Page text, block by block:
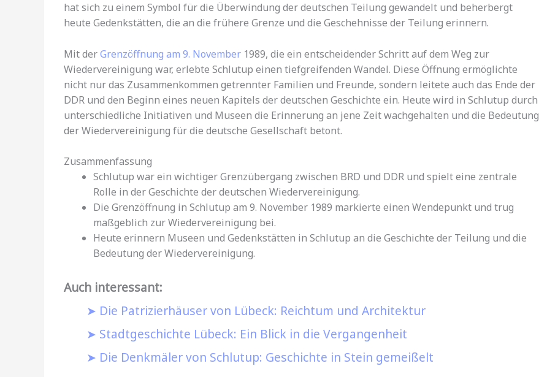
hat sich zu einem Symbol für die Überwindung der deutschen Teilung gewandelt und beherbergt
heute Gedenkstätten, die an die frühere Grenze und die Geschehnisse der Teilung erinnern.
Mit derGrenzöffnung am 9. November 1989, die ein entscheidender Schritt auf dem Weg zur
Wiedervereinigung war, erlebte Schlutup einen tiefgreifenden Wandel. Diese Öffnung ermöglichte
nicht nur das Zusammenkommen getrennter Familien und Freunde, sondern leitete auch das Ende der
DDR und den Beginn eines neuen Kapitels der deutschen Geschichte ein. Heute wird in Schlutup durch
unterschiedliche Initiativen und Museen die Erinnerung an jene Zeit wachgehalten und die Bedeutung
der Wiedervereinigung für die deutsche Gesellschaft betont.
Zusammenfassung
Schlutup war ein wichtiger Grenzübergang zwischen BRD und DDR und spielt eine zentrale
Rolle in der Geschichte der deutschen Wiedervereinigung.
Die Grenzöffnung in Schlutup am 9. November 1989 markierte einen Wendepunkt und trug
maßgeblich zur Wiedervereinigung bei.
Heute erinnern Museen und Gedenkstätten in Schlutup an die Geschichte der Teilung und die
Bedeutung der Wiedervereinigung.
Auch interessant:
Die Patrizierhäuser von Lübeck: Reichtum und Architektur
Stadtgeschichte Lübeck: Ein Blick in die Vergangenheit
Die Denkmäler von Schlutup: Geschichte in Stein gemeißelt